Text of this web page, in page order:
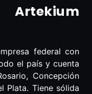
federal con
el país y cuenta
Concepción
Plata. Tiene sólida